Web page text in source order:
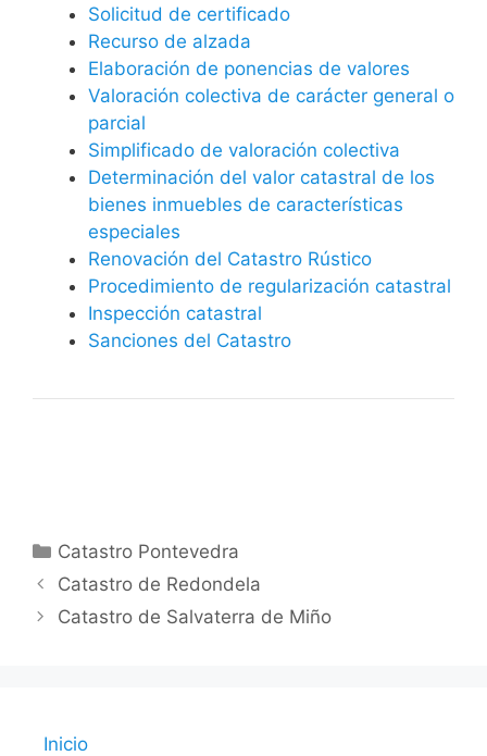
Solicitud de certificado
Recurso de alzada
Elaboración de ponencias de valores
Valoración colectiva de carácter general o
parcial
Simplificado de valoración colectiva
Determinación del valor catastral de los
bienes inmuebles de características
especiales
Renovación del Catastro Rústico
Procedimiento de regularización catastral
Inspección catastral
Sanciones del Catastro
Categorías
Catastro Pontevedra
Catastro de Redondela
Catastro de Salvaterra de Miño
Inicio